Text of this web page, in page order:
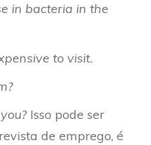
in bacteria in the
to visit.
Isso pode ser
de emprego, é